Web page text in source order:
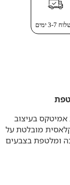
3-7 ימים
בעיצוב
מובלטת על
ומלטפת בצבעים